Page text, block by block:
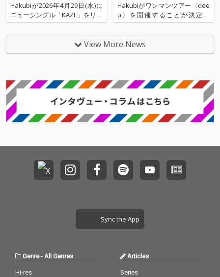
Hakubiが2026年4月29日(水)に
ニューシングル「KAZE」をリリ
ースすることが決定した。 7ヶ
月ぶりのリリースとなる本作。
前人未到の記録を打ち立ててき
た日本競馬史を代表するジョッ
豊デビュ
Hakubiがワンマンツアー〈dee
p〉を開催することが決定し
た。 本ツアーは、リスナーとの
距離をより近く感じられる公演
として実施された前ツアーを経
て、さらに進化した内容とな
してほしいという想
View More News
Sync the App
Genre-All Genres
Hi-res
Articles
Series